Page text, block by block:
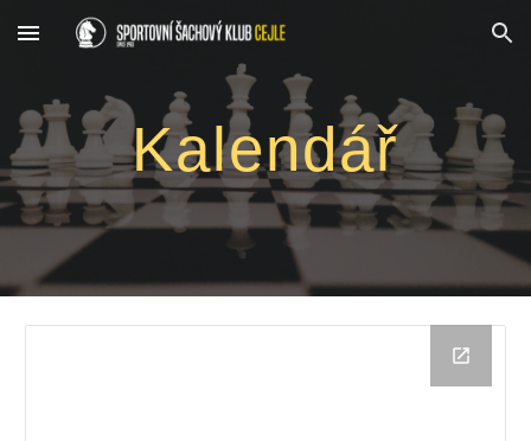
Skip to main content Skip to navigation
Kalendář